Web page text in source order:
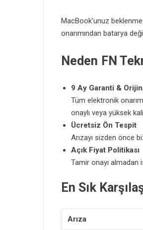
MacBook’unuz
onarımından batarya
Neden FN
9 Ay Garanti &
Tüm elektronik
onaylı veya yüksek
Ücretsiz Ön Tespit
Arızayı sizden önce
Açık Fiyat Politikası
Tamir onayı
En Sık
Arıza